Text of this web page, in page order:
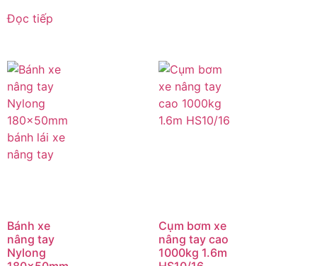
Đọc tiếp
Bánh xe
nâng tay
Nylong
Cụm bơm xe
nâng tay cao
1000kg 1.6m